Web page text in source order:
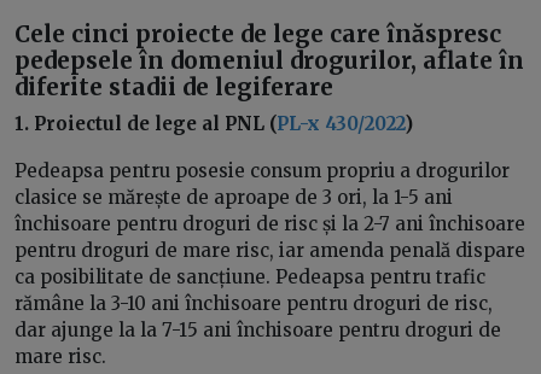
Cele cinci proiecte de lege care înăspresc
pedepsele în domeniul drogurilor, aflate în
diferite stadii de legiferare
1. Proiectul de lege al PNL (PL-x 430/2022)
Pedeapsa pentru posesie consum propriu a drogurilor
clasice se mărește de aproape de 3 ori, la 1-5 ani
închisoare pentru droguri de risc și la 2-7 ani închisoare
pentru droguri de mare risc, iar amenda penală dispare
ca posibilitate de sancțiune. Pedeapsa pentru trafic
rămâne la 3-10 ani închisoare pentru droguri de risc,
dar ajunge la la 7-15 ani închisoare pentru droguri de
mare risc.